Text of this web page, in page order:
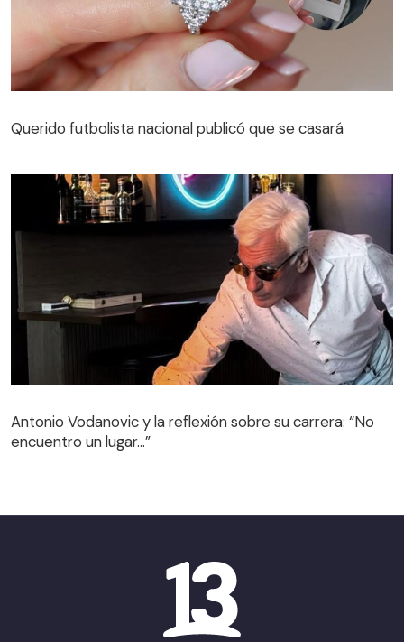
Querido futbolista nacional publicó que se casará
Antonio Vodanovic y la reflexión sobre su carrera: “No
encuentro un lugar…”